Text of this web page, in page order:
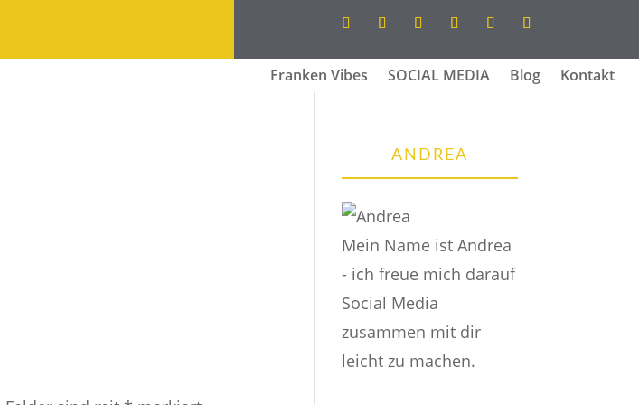
Franken Vibes SOCIAL MEDIA Blog Kontakt
ANDREA
Mein Name ist Andrea
- ich freue mich darauf
Social Media
zusammen mit dir
leicht zu machen.